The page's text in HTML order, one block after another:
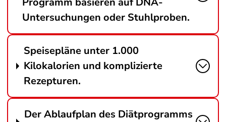
Untersuchungen oder Stuhlproben.
Speisepläne unter 1.000
Kilokalorien und komplizierte
Rezepturen.
Der Ablaufplan des Diätprogramms